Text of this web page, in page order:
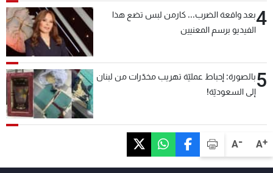
A+
A-
4بعد واقعة الضرب... كارمن لبس تضع هذا
الفيديو برسم المعنيين
5بالصورة: إحباط عمليّة تهريب مخدّرات من لبنان
إلى السعوديّة!